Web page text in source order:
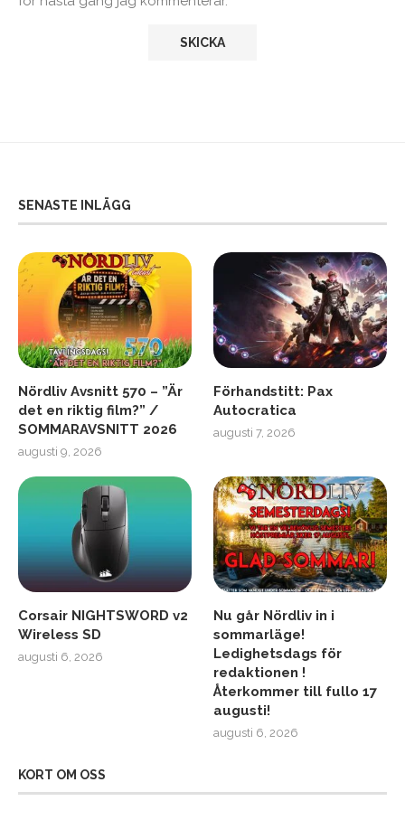
SENASTE INLÄGG
Nördliv Avsnitt 570 – ”Är
det en riktig film?” /
SOMMARAVSNITT 2026
augusti 9, 2026
Förhandstitt: Pax
Autocratica
augusti 7, 2026
Corsair NIGHTSWORD v2
Wireless SD
augusti 6, 2026
Nu går Nördliv in i
sommarläge!
Ledighetsdags för
redaktionen !
Återkommer till fullo 17
augusti!
augusti 6, 2026
KORT OM OSS